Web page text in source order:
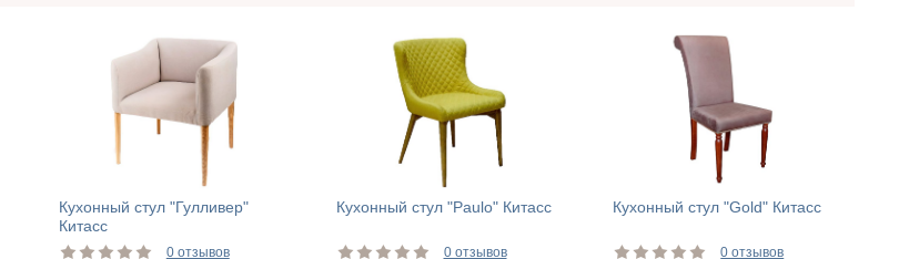
Кухонный стул "Гулливер"
Китасс
0 отзывов
Кухонный стул "Paulo" Китасс
0 отзывов
Кухонный стул "Gold" Китасс
0 отзывов